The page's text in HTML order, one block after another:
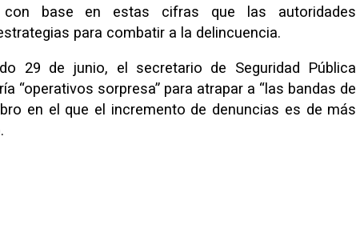
con base en estas cifras que las autoridades
para combatir a la delincuencia.
29 de junio, el secretario de Seguridad Pública
“operativos sorpresa” para atrapar a “las bandas de
en el que el incremento de denuncias es de más